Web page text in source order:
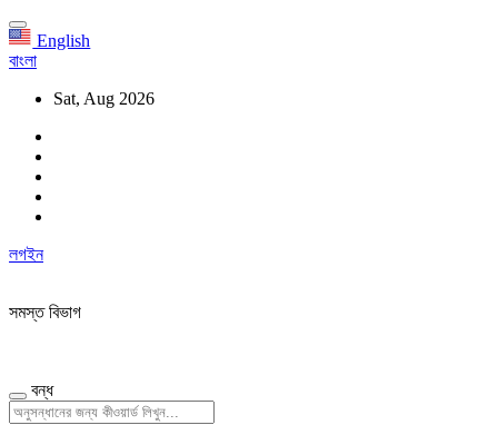
English
বাংলা
Sat, Aug 2026
লগইন
সমস্ত বিভাগ
বন্ধ